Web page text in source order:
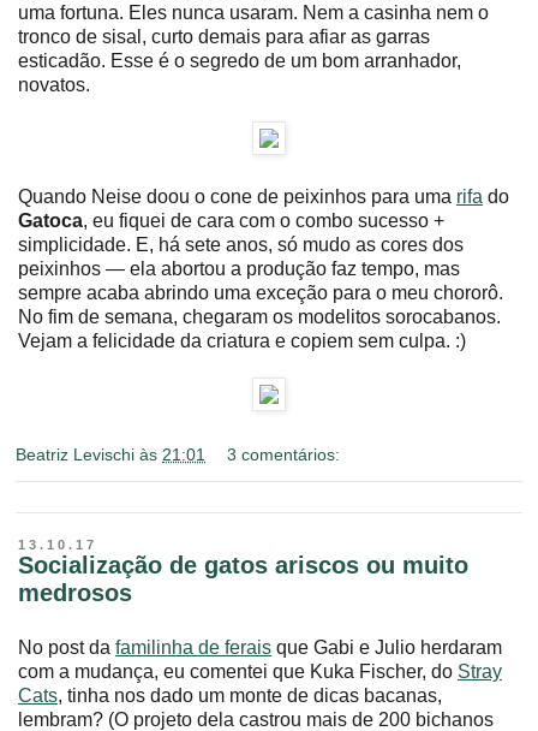
uma fortuna. Eles nunca usaram. Nem a casinha nem o
tronco de sisal, curto demais para afiar as garras
esticadão. Esse é o segredo de um bom arranhador,
novatos.
Quando Neise doou o cone de peixinhos para uma rifa do
Gatoca, eu fiquei de cara com o combo sucesso +
simplicidade. E, há sete anos, só mudo as cores dos
peixinhos ― ela abortou a produção faz tempo, mas
sempre acaba abrindo uma exceção para o meu chororô.
No fim de semana, chegaram os modelitos sorocabanos.
Vejam a felicidade da criatura e copiem sem culpa. :)
Beatriz Levischi às 21:01 3 comentários:
13.10.17
Socialização de gatos ariscos ou muito
medrosos
No post da familinha de ferais que Gabi e Julio herdaram
com a mudança, eu comentei que Kuka Fischer, do Stray
Cats, tinha nos dado um monte de dicas bacanas,
lembram? (O projeto dela castrou mais de 200 bichanos